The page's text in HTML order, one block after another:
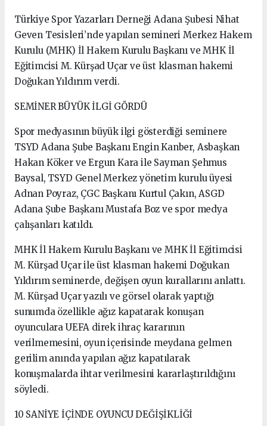
Türkiye Spor Yazarları Derneği Adana Şubesi Nihat
Geven Tesisleri’nde yapılan semineri Merkez Hakem
Kurulu (MHK) İl Hakem Kurulu Başkanı ve MHK İl
Eğitimcisi M. Kürşad Uçar ve üst klasman hakemi
Doğukan Yıldırım verdi.
SEMİNER BÜYÜK İLGİ GÖRDÜ
Spor medyasının büyük ilgi gösterdiği seminere
TSYD Adana Şube Başkanı Engin Kanber, Asbaşkan
Hakan Köker ve Ergun Kara ile Sayman Şehmus
Baysal, TSYD Genel Merkez yönetim kurulu üyesi
Adnan Poyraz, ÇGC Başkanı Kurtul Çakın, ASGD
Adana Şube Başkanı Mustafa Boz ve spor medya
çalışanları katıldı.
MHK İl Hakem Kurulu Başkanı ve MHK İl Eğitimcisi
M. Kürşad Uçar ile üst klasman hakemi Doğukan
Yıldırım seminerde, değişen oyun kurallarını anlattı.
M. Kürşad Uçar yazılı ve görsel olarak yaptığı
sunumda özellikle ağız kapatarak konuşan
oyunculara UEFA direk ihraç kararının
verilmemesini, oyun içerisinde meydana gelmen
gerilim anında yapılan ağız kapatılarak
konuşmalarda ihtar verilmesini kararlaştırıldığını
söyledi.
10 SANİYE İÇİNDE OYUNCU DEĞİŞİKLİĞİ